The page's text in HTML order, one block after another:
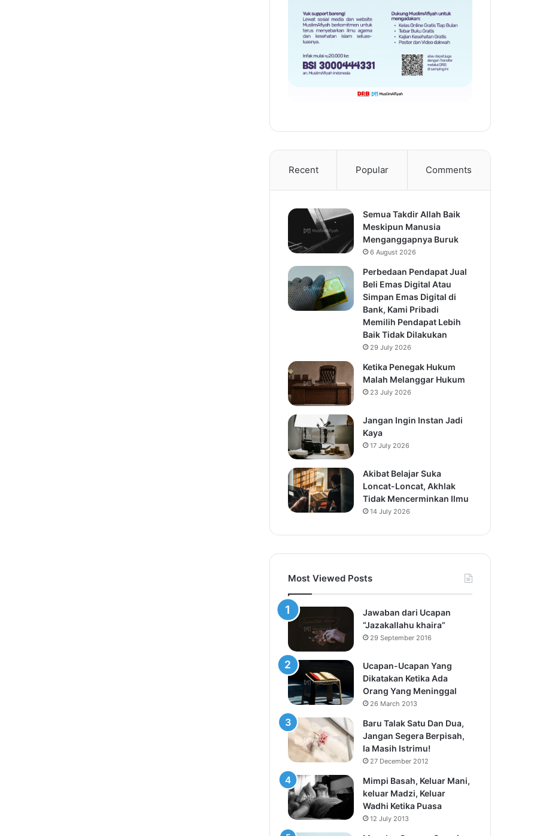
Recent Popular Comments
Semua Takdir Allah Baik
Meskipun Manusia
Menganggapnya Buruk
6 August 2026
Perbedaan Pendapat Jual
Beli Emas Digital Atau
Simpan Emas Digital di
Bank, Kami Pribadi
Memilih Pendapat Lebih
Baik Tidak Dilakukan
29 July 2026
Ketika Penegak Hukum
Malah Melanggar Hukum
23 July 2026
Jangan Ingin Instan Jadi
Kaya
17 July 2026
Akibat Belajar Suka
Loncat-Loncat, Akhlak
Tidak Mencerminkan Ilmu
14 July 2026
Most Viewed Posts
Jawaban dari Ucapan
“Jazakallahu khaira”
29 September 2016
Ucapan-Ucapan Yang
Dikatakan Ketika Ada
Orang Yang Meninggal
26 March 2013
Baru Talak Satu Dan Dua,
Jangan Segera Berpisah,
Ia Masih Istrimu!
27 December 2012
Mimpi Basah, Keluar Mani,
keluar Madzi, Keluar
Wadhi Ketika Puasa
12 July 2013